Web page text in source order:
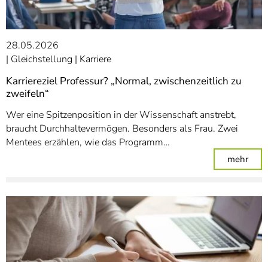
28.05.2026
Gleichstellung
Karriere
Karriereziel Professur? „Normal, zwischenzeitlich zu
zweifeln“
Wer eine Spitzenposition in der Wissenschaft anstrebt,
braucht Durchhaltevermögen. Besonders als Frau. Zwei
Mentees erzählen, wie das Programm…
mehr: